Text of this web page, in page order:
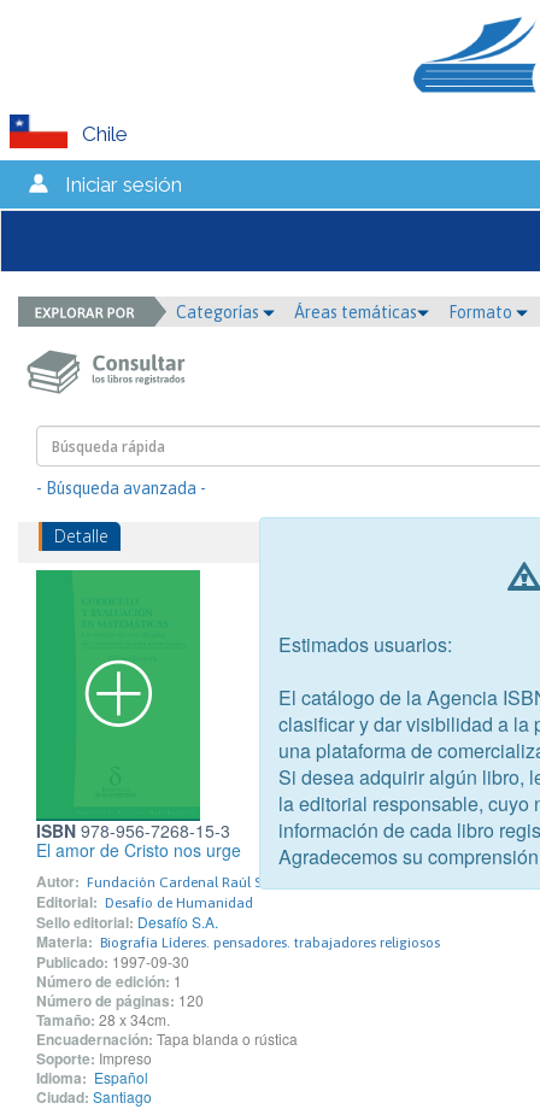
Chile
Iniciar sesión
Categorías Áreas temáticas Formato
- Búsqueda avanzada -
Detalle
ISBN 978-956-7268-15-3
El amor de Cristo nos urge
Autor: Fundación Cardenal Raúl Silva Henríquez
Editorial: Desafío de Humanidad
Sello editorial: Desafío S.A.
Materia: Biografía Líderes. pensadores. trabajadores religiosos
Publicado: 1997-09-30
Número de edición: 1
Número de páginas: 120
Tamaño: 28 x 34cm.
Encuadernación: Tapa blanda o rústica
Soporte: Impreso
Idioma: Español
Ciudad: Santiago
Estimados usuarios:
El catálogo de la Agencia
clasificar y dar visibilidad a la
una plataforma de
Si desea adquirir algún libro,
la editorial responsable, cuyo
información de cada libro
Agradecemos su